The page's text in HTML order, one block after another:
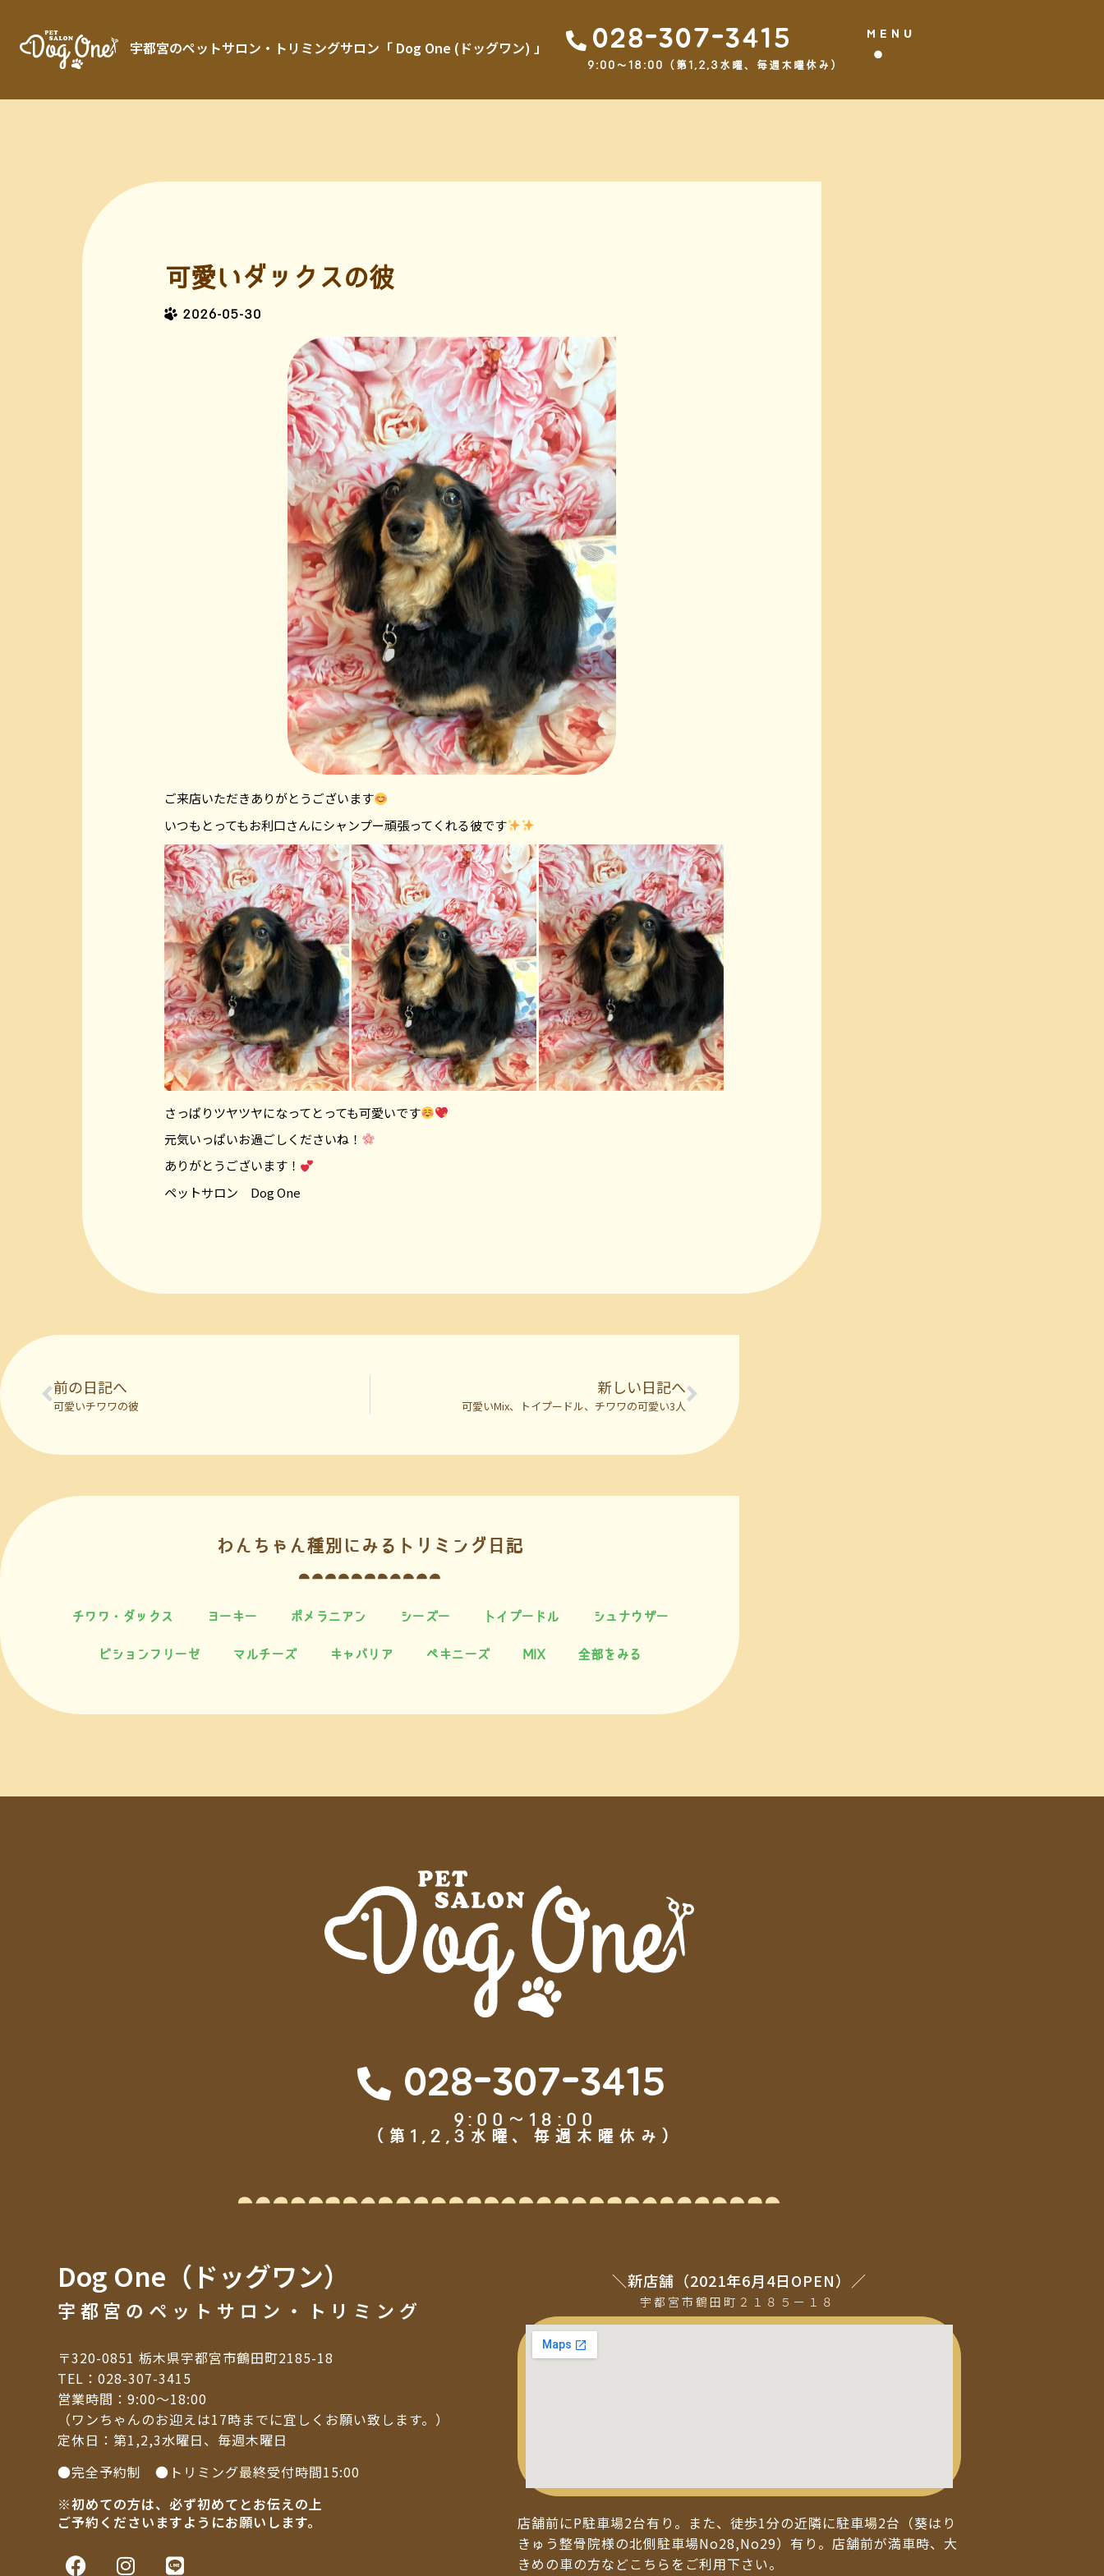
宇都宮のペットサロン・トリミングサロン「 Dog One (ドッグワン) 」 028-307-3415
9:00～18:00（第1,2,3水曜、毎週木曜休み）
MENU
可愛いダックスの彼
2026-05-30
ご来店いただきありがとうございます
いつもとってもお利口さんにシャンプー頑張ってくれる彼です
さっぱりツヤツヤになってとっても可愛いです
元気いっぱいお過ごしくださいね！
ありがとうございます！
ペットサロン Dog One
前の日記へ
可愛いチワワの彼
新しい日記へ
可愛いMix、トイプードル、チワワの可愛い3人
わんちゃん種別にみるトリミング日記
チワワ・ダックス ヨーキー ポメラニアン シーズー トイプードル シュナウザー
ビションフリーゼ マルチーズ キャバリア ペキニーズ MIX 全部をみる
028-307-3415
9:00～18:00
（第1,2,3水曜、毎週木曜休み）
Dog One（ドッグワン）
宇都宮のペットサロン・トリミング
〒320-0851 栃木県宇都宮市鶴田町2185-18
TEL： 028-307-3415
営業時間：9:00～18:00
（ワンちゃんのお迎えは17時までに宜しくお願い致します。）
定休日：第1,2,3水曜日、毎週木曜日
●完全予約制 ●トリミング最終受付時間15:00
※初めての方は、必ず初めてとお伝えの上
ご予約くださいますようにお願いします。
＼新店舗（2021年6月4日OPEN）／
宇都宮市鶴田町２１８５ー１８
店舗前にP駐車場2台有り。また、徒歩1分の近隣に駐車場2台（葵はり
きゅう整骨院様の北側駐車場No28,No29）有り。店舗前が満車時、大
きめの車の方などこちらをご利用下さい。